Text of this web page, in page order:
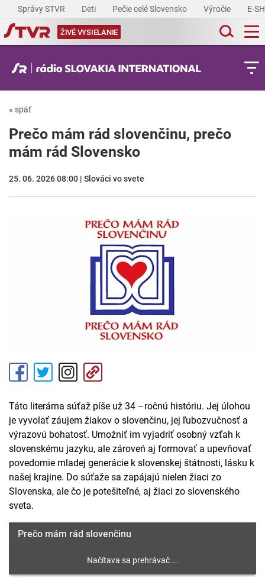
Správy STVR Deti Pečie celé Slovensko Výročie E-
ŽIVÉ VYSIELANIE
« späť
Prečo mám rád slovenčinu, prečo
mám rád Slovensko
25. 06. 2026 08:00 | Slováci vo svete
Táto literárna súťaž píše už 34 –ročnú históriu. Jej úlohou
je vyvolať záujem žiakov o slovenčinu, jej ľubozvučnosť a
výrazovú bohatosť. Umožniť im vyjadriť osobný vzťah k
slovenskému jazyku, ale zároveń aj formovať a upevňovať
povedomie mladej generácie k slovenskej štátnosti, lásku k
našej krajine. Do súťaže sa zapájajú nielen žiaci zo
Slovenska, ale čo je potešiteľné, aj žiaci zo slovenského
sveta.
Prečo mám rád slovenčinu